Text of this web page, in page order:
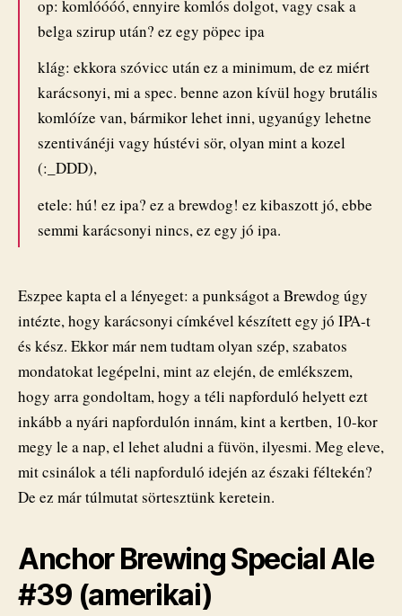
op: komlóóóó, ennyire komlós dolgot, vagy csak a
belga szirup után? ez egy pöpec ipa
klág: ekkora szóvicc után ez a minimum, de ez miért
karácsonyi, mi a spec. benne azon kívül hogy brutális
komlóíze van, bármikor lehet inni, ugyanúgy lehetne
szentivánéji vagy hústévi sör, olyan mint a kozel
(:_DDD),
etele: hú! ez ipa? ez a brewdog! ez kibaszott jó, ebbe
semmi karácsonyi nincs, ez egy jó ipa.
Eszpee kapta el a lényeget: a punkságot a Brewdog úgy
intézte, hogy karácsonyi címkével készített egy jó IPA-t
és kész. Ekkor már nem tudtam olyan szép, szabatos
mondatokat legépelni, mint az elején, de emlékszem,
hogy arra gondoltam, hogy a téli napforduló helyett ezt
inkább a nyári napfordulón innám, kint a kertben, 10-kor
megy le a nap, el lehet aludni a füvön, ilyesmi. Meg eleve,
mit csinálok a téli napforduló idején az északi féltekén?
De ez már túlmutat sörtesztünk keretein.
Anchor Brewing Special Ale
#39 (amerikai)